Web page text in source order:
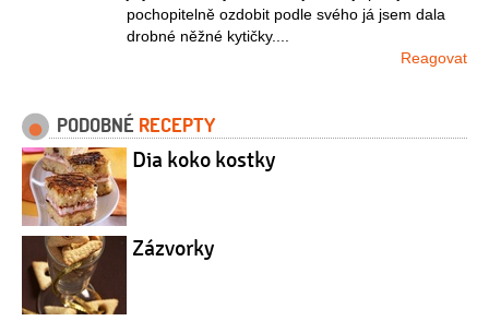
pochopitelně ozdobit podle svého já jsem dala
drobné něžné kytičky....
Reagovat
PODOBNÉ RECEPTY
Dia koko kostky
Zázvorky